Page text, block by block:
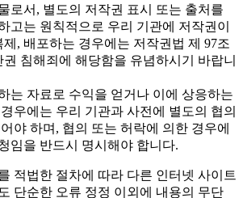
로서, 별도의 저작권 표시 또는 출처를
고는 원칙적으로 우리 기관에 저작권이
, 배포하는 경우에는 저작권법 제 97조
침해죄에 해당함을 유념하시기 바랍니
는 자료로 수익을 얻거나 이에 상응하는
우에는 우리 기관과 사전에 별도의 협의
야 하며, 협의 또는 허락에 의한 경우에
임을 반드시 명시해야 합니다.
적법한 절차에 따라 다른 인터넷 사이트
단순한 오류 정정 이외에 내용의 무단